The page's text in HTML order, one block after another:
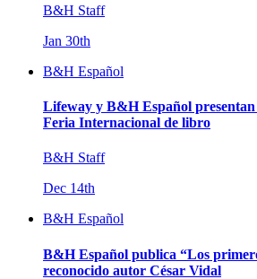
B&H Staff
Jan 30th
B&H Español
Lifeway y B&H Español
Feria Internacional de libro
B&H Staff
Dec 14th
B&H Español
B&H Español publica “Los
reconocido autor César Vidal